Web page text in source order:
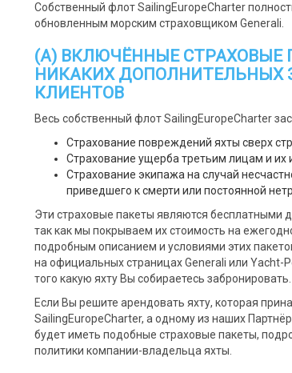
Собственный флот SailingEuropeCharter
обновленным морским страховщиком Generali.
(А) ВКЛЮЧЁННЫЕ СТРАХОВЫЕ
НИКАКИХ ДОПОЛНИТЕЛЬНЫХ
КЛИЕНТОВ
Весь собственный флот SailingEuropeCharter
Страхование повреждений яхты сверх
Страхование ущерба третьим лицам и их
Страхование экипажа на случай
приведшего к смерти или постоянной
Эти страховые пакеты являются бесплатными
так как мы покрываем их стоимость на
подробным описанием и условиями этих
на официальных страницах Generali или Yacht-
того какую яхту Вы собираетесь забронировать.
Если Вы решите арендовать яхту, которая
SailingEuropeCharter, а одному из наших
будет иметь подобные страховые пакеты,
политики компании-владельца яхты.